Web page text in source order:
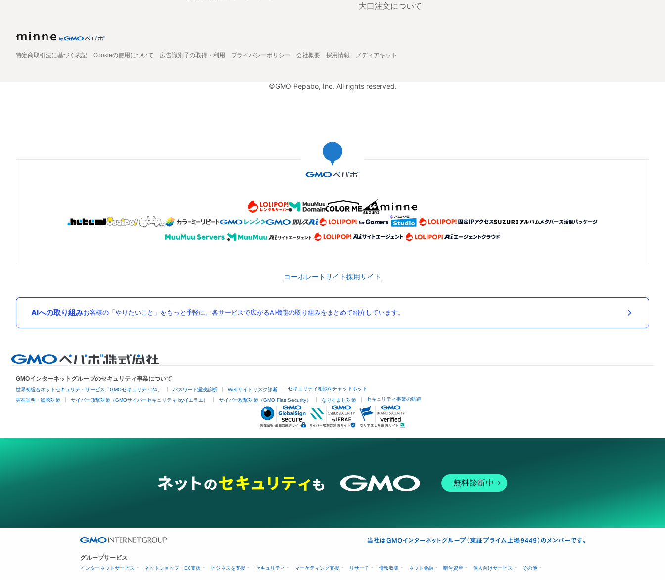
大口注文について
特定商取引法に基づく表記 Cookieの使用について 広告識別子の取得・利用 プライバシーポリシー 会社概要 採用情報 メディアキット
©GMO Pepabo, Inc. All rights reserved.
コーポレートサイト採用サイト
AIへの取り組みお客様の「やりたいこと」をもっと手軽に。各サービスで広がるAI機能の取り組みをまとめて紹介しています。
GMOインターネットグループのセキュリティ事業について
世界初総合ネットセキュリティサービス「GMOセキュリティ24」 パスワード漏洩診断 Webサイトリスク診断 セキュリティ相談AIチャットボット
実在証明・盗聴対策 サイバー攻撃対策（GMOサイバーセキュリティ byイエラエ） サイバー攻撃対策（GMO Flatt Security） なりすまし対策 セキュリティ事業の軌跡
無料診断中
グループサービス
インターネットサービス ネットショップ・EC支援 ビジネスを支援 セキュリティ マーケティング支援 リサーチ 情報収集 ネット金融 暗号資産 個人向けサービス その他